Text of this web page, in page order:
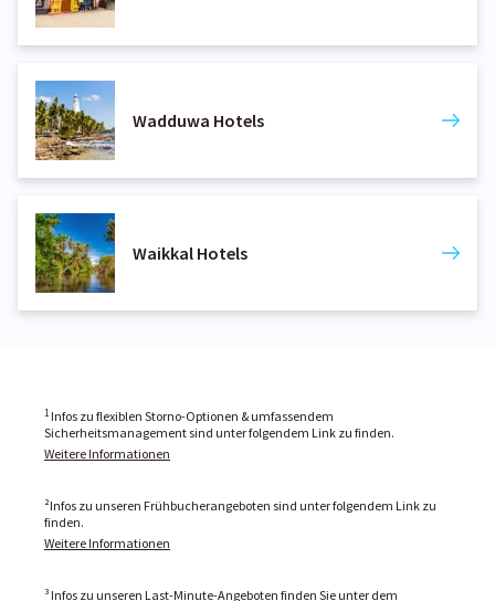
Wadduwa Hotels
Waikkal Hotels
1 Infos zu flexiblen Storno-Optionen & umfassendem
Sicherheitsmanagement sind unter folgendem Link zu finden.
Weitere Informationen
²Infos zu unseren Frühbucherangeboten sind unter folgendem Link zu
finden.
Weitere Informationen
³ Infos zu unseren Last-Minute-Angeboten finden Sie unter dem